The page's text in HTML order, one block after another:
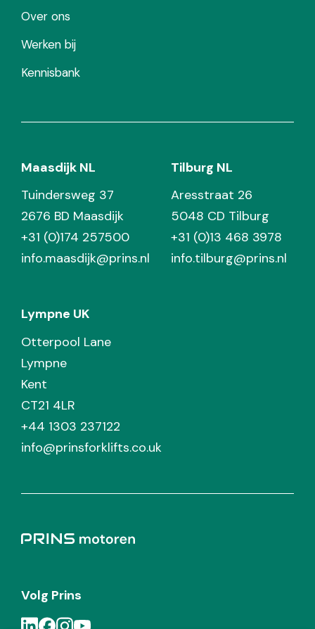
Over ons
Werken bij
Kennisbank
Maasdijk NL
Tuindersweg 37
2676 BD Maasdijk
+31 (0)174 257500
info.maasdijk@prins.nl
Tilburg NL
Aresstraat 26
5048 CD Tilburg
+31 (0)13 468 3978
info.tilburg@prins.nl
Lympne UK
Otterpool Lane
Lympne
Kent
CT21 4LR
+44 1303 237122
info@prinsforklifts.co.uk
Volg Prins